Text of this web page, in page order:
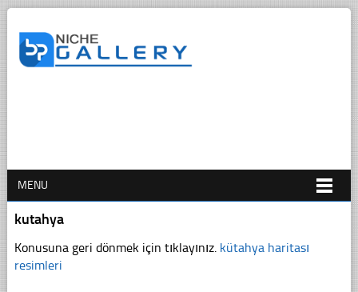
MENU
kutahya
Konusuna geri dönmek için tıklayınız. kütahya haritası
resimleri